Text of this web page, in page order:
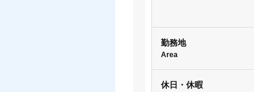
勤務地
Area
休日・休暇